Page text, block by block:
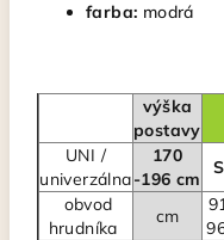
farba: modrá
výška
postavy
UNI /
univerzálna
170
-196 cm
S
obvod
hrudníka
cm